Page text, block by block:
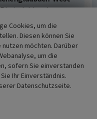
In:
Cookies, um die
Diesen können Sie
möchten. Darüber
um die
sofern Sie einverstanden
Ihr Einverständnis.
Datenschutzseite.